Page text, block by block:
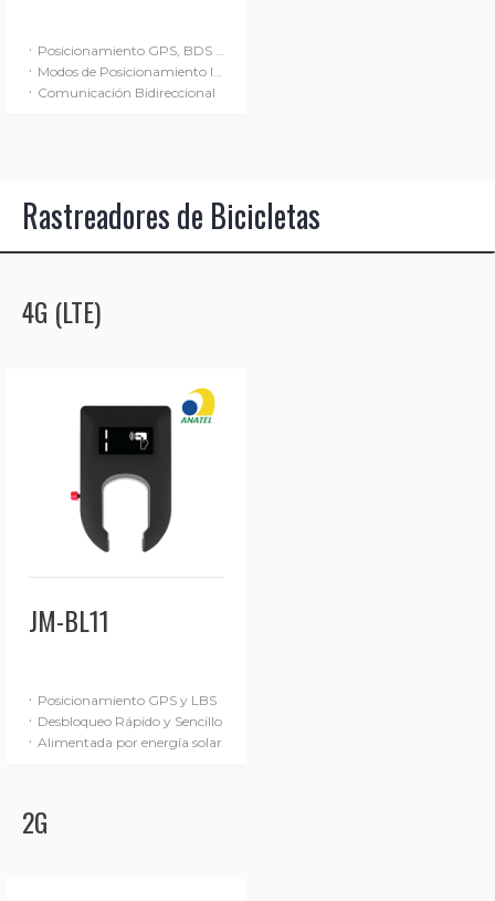
· Posicionamiento GPS, BDS y LBS
· Modos de Posicionamiento Inteligentes
· Comunicación Bidireccional
Rastreadores de Bicicletas
4G (LTE)
JM-BL11
· Posicionamiento GPS y LBS
· Desbloqueo Rápido y Sencillo
· Alimentada por energía solar
2G